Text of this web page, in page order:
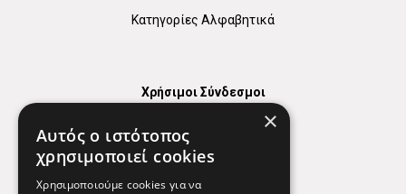
Κατηγορίες Αλφαβητικά
Χρήσιμοι Σύνδεσμοι
Χρήσιμα Τηλέφωνα
Εφημερεύοντα Φαρμακεία
×
Αυτός ο ιστότοπος
χρησιμοποιεί cookies
Χρησιμοποιούμε cookies για να